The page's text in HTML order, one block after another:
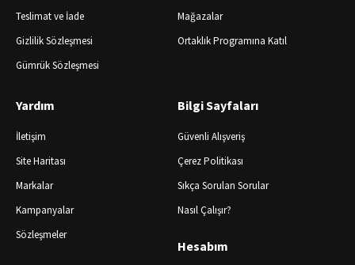
Teslimat ve İade
Gizlilik Sözleşmesi
Gümrük Sözleşmesi
Mağazalar
Ortaklık Programına Katıl
Yardım
İletişim
Site Haritası
Markalar
Kampanyalar
Sözleşmeler
Bilgi Sayfaları
Güvenli Alışveriş
Çerez Politikası
Sıkça Sorulan Sorular
Nasıl Çalışır?
Hesabım